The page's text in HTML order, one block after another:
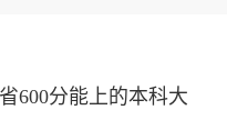
600分能上的本科大